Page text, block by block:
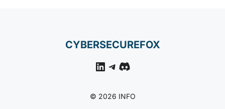
CYBERSECUREFOX
LinkedIn
Telegram
Discord
© 2026 INFO